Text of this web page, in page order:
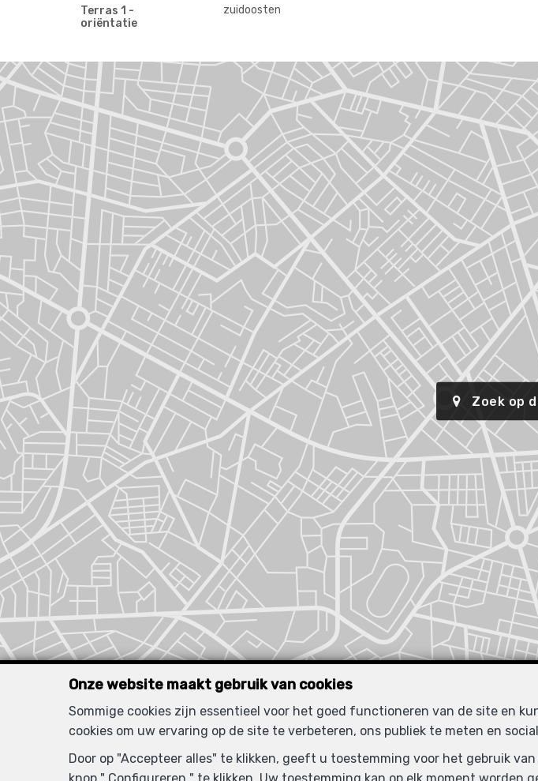
Terras 1 -
oriëntatie
zuidoosten
Zoek op
Onze website maakt gebruik van cookies
Sommige cookies zijn essentieel voor het goed functioneren van de site en
cookies om uw ervaring op de site te verbeteren, ons publiek te meten en
Door op "Accepteer alles" te klikken, geeft u toestemming voor het gebruik